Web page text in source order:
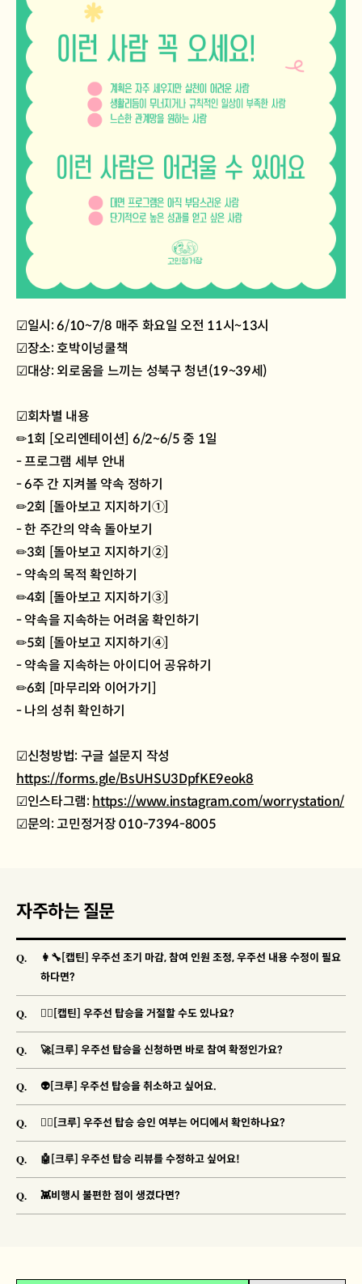
☑일시: 6/10~7/8 매주 화요일 오전 11시~13시
☑장소: 호박이넝쿨책
☑대상: 외로움을 느끼는 성북구 청년(19~39세)
☑회차별 내용
✏1회 [오리엔테이션] 6/2~6/5 중 1일
- 프로그램 세부 안내
- 6주 간 지켜볼 약속 정하기
✏2회 [돌아보고 지지하기①]
- 한 주간의 약속 돌아보기
✏3회 [돌아보고 지지하기②]
- 약속의 목적 확인하기
✏4회 [돌아보고 지지하기③]
- 약속을 지속하는 어려움 확인하기
✏5회 [돌아보고 지지하기④]
- 약속을 지속하는 아이디어 공유하기
✏6회 [마무리와 이어가기]
- 나의 성취 확인하기
☑신청방법: 구글 설문지 작성
https://forms.gle/BsUHSU3DpfKE9eok8
☑인스타그램: https://www.instagram.com/worrystation/
☑문의: 고민정거장 010-7394-8005
자주하는 질문
Q.
👩‍🔧[캡틴] 우주선 조기 마감, 참여 인원 조정, 우주선 내용 수정이 필요
하다면?
Q. 🐱‍👓[캡틴] 우주선 탑승을 거절할 수도 있나요?
Q. 🚀[크루] 우주선 탑승을 신청하면 바로 참여 확정인가요?
Q. 👽[크루] 우주선 탑승을 취소하고 싶어요.
Q. 🐱‍🚀[크루] 우주선 탑승 승인 여부는 어디에서 확인하나요?
Q. 🤖[크루] 우주선 탑승 리뷰를 수정하고 싶어요!
Q. 👾비행시 불편한 점이 생겼다면?